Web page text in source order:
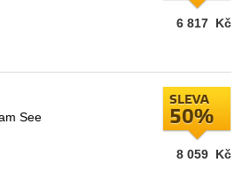
6 817 Kč
See
SLEVA
50%
8 059 Kč